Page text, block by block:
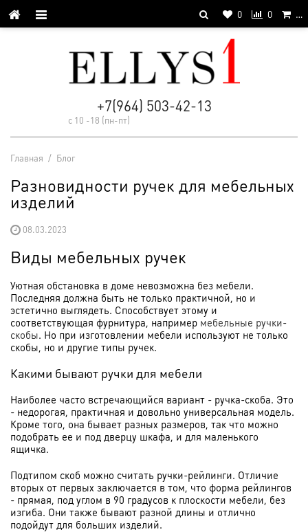
0 0 …
+7(964) 503-42-13
с 10 -18 (пн-пт)
Главная / Блог
Разновидности ручек для мебельных
изделий
08.03.2023
Виды мебельных ручек
Уютная обстановка в доме невозможна без мебели.
Последняя должна быть не только практичной, но и
эстетично выглядеть. Способствует этому и
соответствующая фурнитура, например мебельные ручки-
скобы. Но при изготовлении мебели используют не только
скобы, но и другие типы ручек.
Какими бывают ручки для мебели
Наиболее часто встречающийся вариант - ручка-скоба. Это
- недорогая, практичная и довольно универсальная модель.
Кроме того, она бывает разных размеров, так что можно
подобрать ее и под дверцу шкафа, и для маленького
ящичка.
Подтипом скоб можно считать ручки-рейлинги. Отличие
вторых от первых заключается в том, что форма рейлингов
- прямая, под углом в 90 градусов к плоскости мебели, без
изгиба. Они также бывают разной длины и отлично
подойдут для больших изделий.